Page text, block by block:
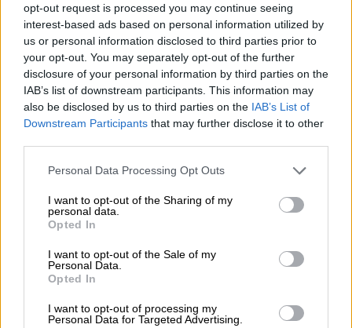
opt-out request is processed you may continue seeing
interest-based ads based on personal information utilized by
us or personal information disclosed to third parties prior to
your opt-out. You may separately opt-out of the further
disclosure of your personal information by third parties on the
IAB’s list of downstream participants. This information may
also be disclosed by us to third parties on the IAB’s List of
Downstream Participants that may further disclose it to other
Please note that this website/app uses one or more Google
not limited to your visit or usage behaviour. You may click to
grant or deny consent to Google and its third-party tags to
use your data for below specified purposes in below Google
consent section.
Personal Data Processing Opt Outs
I want to opt-out of the Sharing of my
personal data.
Opted In
I want to opt-out of the Sale of my
Personal Data.
Opted In
I want to opt-out of processing my
Personal Data for Targeted Advertising.
Συγκεκριμένα, το μεσημέρι της Τετάρτης,
δύο άτομα πλησίασαν μια ηλικιωμένη
γυναίκα και, με την πρόφαση ότι υπήρχε
πρόβλημα διαρροής στην ηλεκτρική
εγκατάσταση,την έπεισαν να τους δώσει τα
κοσμήματαγια να τα ασφαλίσουν.
ΔΙΑΒΑΣΤΕ ΕΠΙΣΗΣ
Ελλάδα|18.03.2026 21:38
«Καταφέραμε το ακατόρθωτο»:
«Ελευθέριος Βενιζέλος» με τον
επαναπατρισμό δεκάδων ζώων